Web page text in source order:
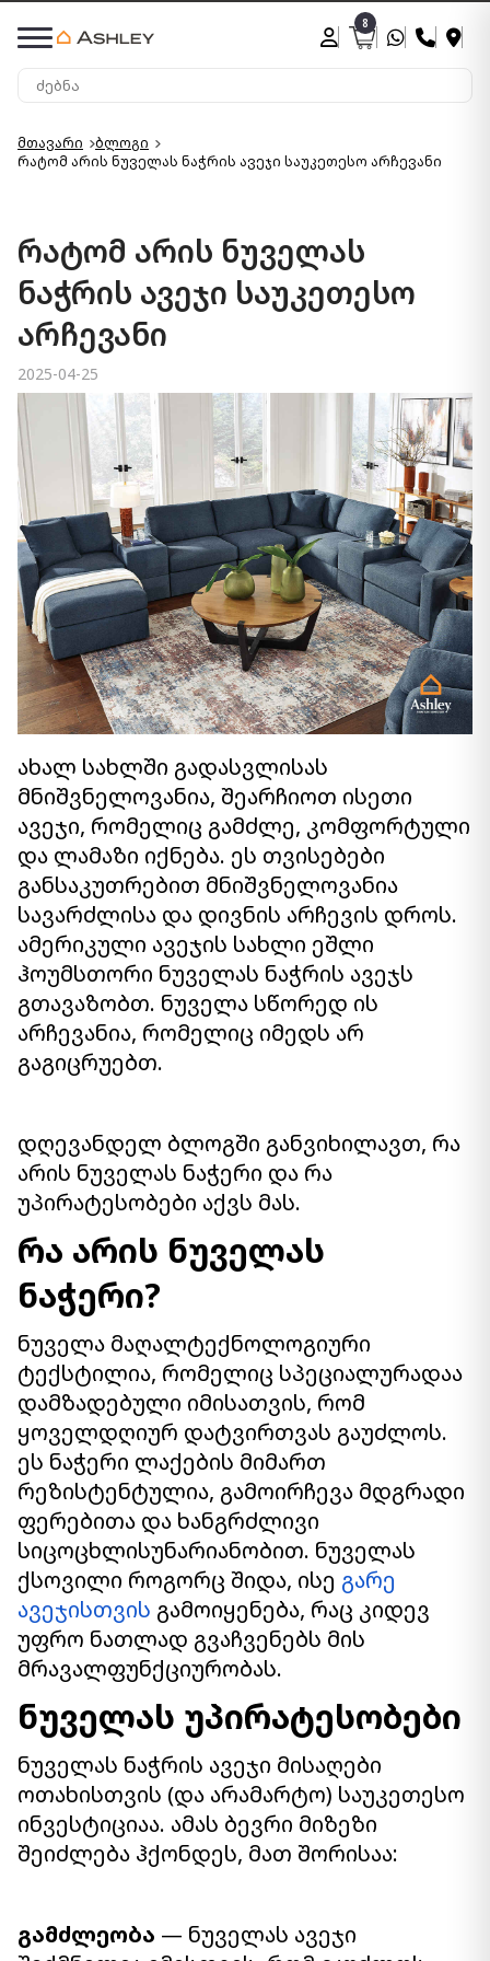
8
მთავარი
ბლოგი
რატომ არის ნუველას ნაჭრის ავეჯი საუკეთესო არჩევანი
რატომ არის ნუველას
ნაჭრის ავეჯი საუკეთესო
არჩევანი
2025-04-25
ახალ სახლში გადასვლისას
მნიშვნელოვანია, შეარჩიოთ ისეთი
ავეჯი, რომელიც გამძლე, კომფორტული
და ლამაზი იქნება. ეს თვისებები
განსაკუთრებით მნიშვნელოვანია
სავარძლისა და დივნის არჩევის დროს.
ამერიკული ავეჯის სახლი ეშლი
ჰოუმსთორი ნუველას ნაჭრის ავეჯს
გთავაზობთ. ნუველა სწორედ ის
არჩევანია, რომელიც იმედს არ
გაგიცრუებთ.
დღევანდელ ბლოგში განვიხილავთ, რა
არის ნუველას ნაჭერი და რა
უპირატესობები აქვს მას.
რა არის ნუველას
ნაჭერი?
ნუველა მაღალტექნოლოგიური
ტექსტილია, რომელიც სპეციალურადაა
დამზადებული იმისათვის, რომ
ყოველდღიურ დატვირთვას გაუძლოს.
ეს ნაჭერი ლაქების მიმართ
რეზისტენტულია, გამოირჩევა მდგრადი
ფერებითა და ხანგრძლივი
სიცოცხლისუნარიანობით. ნუველას
ქსოვილი როგორც შიდა, ისე გარე
ავეჯისთვის გამოიყენება, რაც კიდევ
უფრო ნათლად გვაჩვენებს მის
მრავალფუნქციურობას.
ნუველას უპირატესობები
ნუველას ნაჭრის ავეჯი მისაღები
ოთახისთვის (და არამარტო) საუკეთესო
ინვესტიციაა. ამას ბევრი მიზეზი
შეიძლება ჰქონდეს, მათ შორისაა:
გამძლეობა — ნუველას ავეჯი